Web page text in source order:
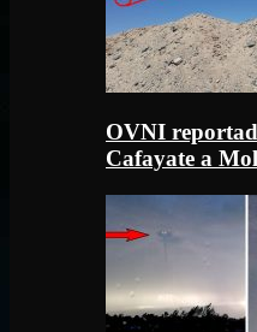
OVNI
Cafayate a